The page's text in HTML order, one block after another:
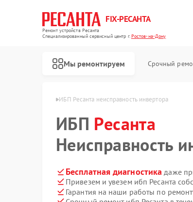
FIX-РЕСАНТА
Ремонт устройств Ресанта
Специализированный cервисный центр г.Ростов-на-Дону
Мы ремонтируем Срочный
в Ростове-на-Дону ИБП Ресанта неисправность инвертора
ИБП Ресанта
Неисправность
Бесплатная диагностика даже
Привезем и увезем ибп Ресанта
Гарантия на наши работы по